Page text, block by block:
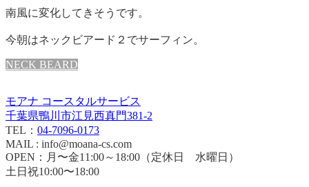
南風に変化してきそうです。
今朝はネックビアード２でサーフィン。
NECK BEARD
モアナ コースタルサービス
千葉県鴨川市江見西真門381-2
TEL： 04-7096-0173
MAIL : info@moana-cs.com
OPEN：月〜金11:00～18:00（定休日 水曜日）
土日祝10:00〜18:00